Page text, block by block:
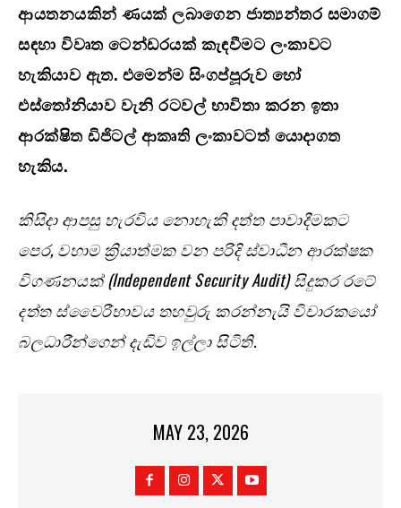
ආයතනයකින් ණයක් ලබාගෙන ජාත්‍යන්තර සමාගම්
සඳහා විවෘත ටෙන්ඩරයක් කැඳවීමට ලංකාවට
හැකියාව ඇත. එමෙන්ම සිංගප්පූරුව හෝ
එස්තෝනියාව වැනි රටවල් භාවිතා කරන ඉතා
ආරක්ෂිත ඩිජිටල් ආකෘති ලංකාවටත් යොදාගත
හැකිය.
කිසිදා ආපසු හැරවිය නොහැකි දත්ත පාවාදීමකට
පෙර, වහාම ක්‍රියාත්මක වන පරිදි ස්වාධීන ආරක්ෂක
විගණනයක් (Independent Security Audit) සිදුකර රටේ
දත්ත ස්වෛරීභාවය තහවුරු කරන්නැයි විචාරකයෝ
බලධාරීන්ගෙන් දැඩිව ඉල්ලා සිටිති.
MAY 23, 2026